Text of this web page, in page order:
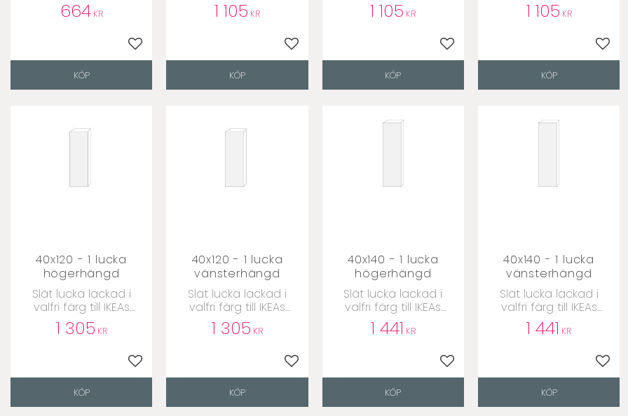
664KR
Lägg till i favoriter
KÖP
1 105 KR
Lägg till i favoriter
KÖP
1 105 KR
Lägg till i favoriter
KÖP
1 105 KR
KÖP
40x120 - 1 lucka
högerhängd
​Slät lucka lackad i
valfri färg till IKEAs
Metodstommar
1 305 KR
Lägg till i favoriter
KÖP
40x120 - 1 lucka
vänsterhängd
​Slät lucka lackad i
valfri färg till IKEAs
Metodstommar
1 305 KR
Lägg till i favoriter
KÖP
40x140 - 1 lucka
högerhängd
​Slät lucka lackad i
valfri färg till IKEAs
Metodstommar
1 441 KR
Lägg till i favoriter
KÖP
40x140 - 1 lucka
vänsterhängd
​Slät lucka lackad i
valfri färg till IKEAs
Metodstommar
1 441 KR
KÖP